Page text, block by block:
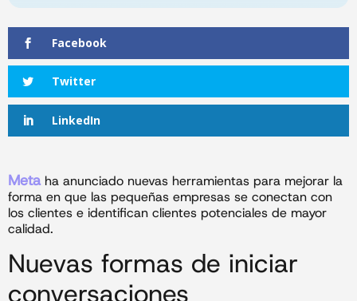
Facebook
Twitter
LinkedIn
Meta ha anunciado nuevas herramientas para mejorar la
forma en que las pequeñas empresas se conectan con
los clientes e identifican clientes potenciales de mayor
calidad.
Nuevas formas de iniciar
conversaciones